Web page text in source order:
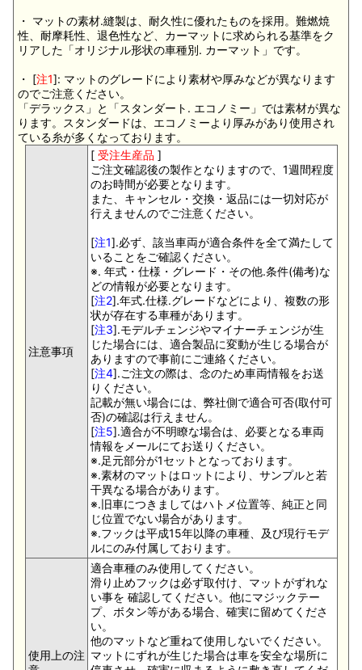
・ マットの素材.縫製は、耐久性に優れたものを採用。難燃焼
性、耐摩耗性、退色性など、カーマットに求められる基準をク
リアした「オリジナル形状の車種別. カーマット」です。
・ [注1]: マットのグレードにより素材や厚みなどが異なります
のでご注意ください。
「デラックス」と「スタンダート. エコノミー」では素材が異な
ります。スタンダードは、エコノミーより厚みがあり使用され
ている糸が多くなっております。
注意事項
[ 受注生産品 ]
ご注文確認後の製作となりますので、1週間程度
のお時間が必要となります。
また、キャンセル・交換・返品には一切対応が
行えませんのでご注意ください。
[注1].必ず、該当車両が適合条件を全て満たして
いることをご確認ください。
※. 年式・仕様・グレード・その他.条件(備考)な
どの情報が必要となります。
[注2].年式.仕様.グレードなどにより、複数の形
状が存在する車種があります。
[注3].モデルチェンジやマイナーチェンジが生
じた場合には、適合製品に変動が生じる場合が
ありますので事前にご連絡ください。
[注4].ご注文の際は、念のため車両情報をお送
りください。
記載が無い場合には、弊社側で適合可否(取付可
否)の確認は行えません。
[注5].適合が不明瞭な場合は、必要となる車両
情報をメールにてお送りください。
※.足元部分が1セットとなっております。
※.素材のマットはロットにより、サンプルと若
干異なる場合があります。
※.旧車につきましてはハトメ位置等、純正と同
じ位置でない場合があります。
※.フックは平成15年以降の車種、及び現行モデ
ルにのみ付属しております。
使用上の注
適合車種のみ使用してください。
滑り止めフックは必ず取付け、マットがずれな
い事を 確認してください。他にマジックテー
プ、ボタン等がある場合、確実に留めてくださ
い。
他のマットなど重ねて使用しないでください。
マットにずれが生じた場合は車を安全な場所に